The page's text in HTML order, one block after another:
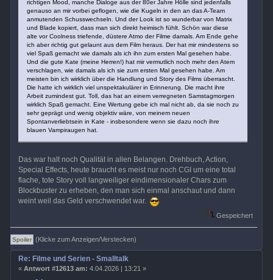
richtigen Mood, manche Dialoge aus der 80er Jahre Hölle sind jedenfalls
genauso an mir vorbei geflogen, wie die Kugeln in den an das A-Team
anmutenden Schusswechseln. Und der Look ist so wunderbar von Matrix
und Blade kopiert, dass man sich direkt heimisch fühlt. Schön war diese
alte vor Coolness triefende, düstere Atmo der Filme damals. Am Ende gehe
ich aber richtig gut gelaunt aus dem Film heraus. Der hat mir mindestens so
viel Spaß gemacht wie damals als ich ihn zum ersten Mal gesehen habe.
Und die gute Kate (meine Herren!) hat mir vermutlich noch mehr den Atem
verschlagen, wie damals als ich sie zum ersten Mal gesehen habe. Am
meisten bin ich wirklich über die Handlung und Story des Films überrascht.
Die hatte ich wirklich viel unspektakulärer in Erinnerung. Die macht ihre
Arbeit zumindest gut. Toll, das hat an einem verregneten Samstagmorgen
wirklich Spaß gemacht. Eine Wertung gebe ich mal nicht ab, da sie noch zu
sehr geprägt und wenig objektiv wäre, von meinem neuen
Spontanverliebtsein in Kate - insbesondere wenn sie dazu noch ihre
blauen Vampiraugen hat.
Das war halt noch Qualität in allen Belangen. Drehbuch, Action,
Special Effects, heute braucht es meist nur noch CGI um eine total
flache, tote Story voll langweiliger eindimensionaler Chars zum
Blockbuster zu erheben, den man sich einmal anschaut und dann
weint weil das Geld verschwendet war.
Gespeichert
(Klicke zum Anzeigen/Verstecken)
Re: Filme und Serien - Smalltalk
« Antwort #12613 am: 4.04.2026 | 13:21 »